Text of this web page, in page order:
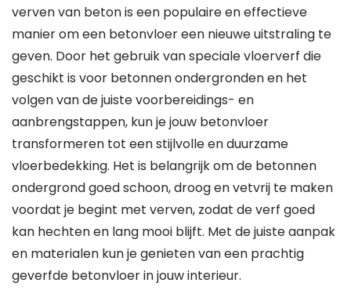
verven van beton is een populaire en effectieve
manier om een betonvloer een nieuwe uitstraling te
geven. Door het gebruik van speciale vloerverf die
geschikt is voor betonnen ondergronden en het
volgen van de juiste voorbereidings- en
aanbrengstappen, kun je jouw betonvloer
transformeren tot een stijlvolle en duurzame
vloerbedekking. Het is belangrijk om de betonnen
ondergrond goed schoon, droog en vetvrij te maken
voordat je begint met verven, zodat de verf goed
kan hechten en lang mooi blijft. Met de juiste aanpak
en materialen kun je genieten van een prachtig
geverfde betonvloer in jouw interieur.